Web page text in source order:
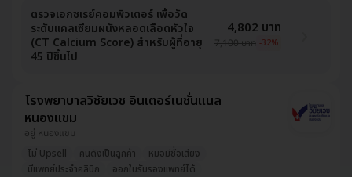
ตรวจเอกซเรย์คอมพิวเตอร์ เพื่อวัด
ระดับแคลเซียมผนังหลอดเลือดหัวใจ
(CT Calcium Score) สำหรับผู้ที่อายุ
45 ปีขึ้นไป
4,802 บาท
7,100 บาท -32%
โรงพยาบาลวิชัยเวช อินเตอร์เนชั่นแนล
หนองแขม
อยู่ หนองแขม
ไม่ Upsell
คนดังเป็นลูกค้า
หมอมีชื่อเสียง
มีแพทย์ประจำคลินิก
ออกใบรับรองแพทย์ได้